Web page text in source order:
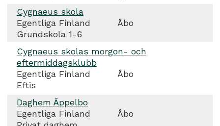
Cygnaeus skola
Egentliga Finland
Åbo
Grundskola 1-6
Cygnaeus skolas morgon- och
eftermiddagsklubb
Egentliga Finland
Åbo
Eftis
Daghem Äppelbo
Egentliga Finland
Åbo